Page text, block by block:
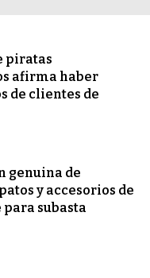
piratas
afirma haber
de clientes de
genuina de
y accesorios de
para subasta